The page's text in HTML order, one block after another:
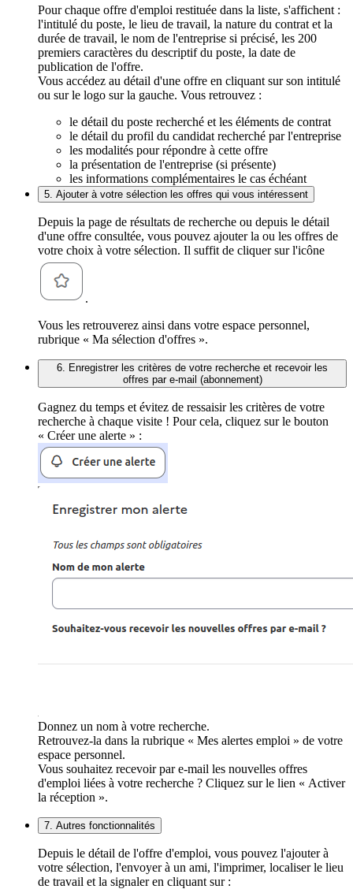
Pour chaque offre d'emploi restituée dans la liste, s'affichent :
l'intitulé du poste, le lieu de travail, la nature du contrat et la
durée de travail, le nom de l'entreprise si précisé, les 200
premiers caractères du descriptif du poste, la date de
publication de l'offre.
Vous accédez au détail d'une offre en cliquant sur son intitulé
ou sur le logo sur la gauche. Vous retrouvez :
le détail du poste recherché et les éléments de contrat
le détail du profil du candidat recherché par l'entreprise
les modalités pour répondre à cette offre
la présentation de l'entreprise (si présente)
les informations complémentaires le cas échéant
5. Ajouter à votre sélection les offres qui vous intéressent
Depuis la page de résultats de recherche ou depuis le détail
d'une offre consultée, vous pouvez ajouter la ou les offres de
votre choix à votre sélection. Il suffit de cliquer sur l'icône
.
Vous les retrouverez ainsi dans votre espace personnel,
rubrique « Ma sélection d'offres ».
6. Enregistrer les critères de votre recherche et recevoir les
offres par e-mail (abonnement)
Gagnez du temps et évitez de ressaisir les critères de votre
recherche à chaque visite ! Pour cela, cliquez sur le bouton
« Créer une alerte » :
Donnez un nom à votre recherche.
Retrouvez-la dans la rubrique « Mes alertes emploi » de votre
espace personnel.
Vous souhaitez recevoir par e-mail les nouvelles offres
d'emploi liées à votre recherche ? Cliquez sur le lien « Activer
la réception ».
7. Autres fonctionnalités
Depuis le détail de l'offre d'emploi, vous pouvez l'ajouter à
votre sélection, l'envoyer à un ami, l'imprimer, localiser le lieu
de travail et la signaler en cliquant sur :